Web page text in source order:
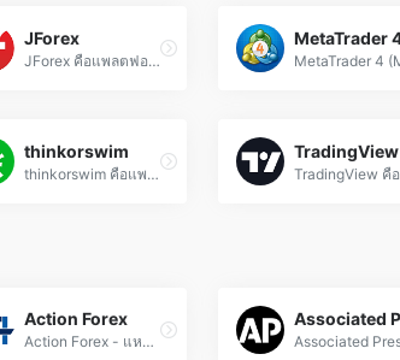
JForex
JForex คือแพลตฟอร์มเทรด Forex อันทรงพลัง พร้อมเครื่องมือวิเคราะห์และระบบอัตโนมัติครบวงจร สำหรับเทรดเดอร์ทุกระดับ ใช้งานง่ายและมีประสิทธิภาพสูง
thinkorswim
thinkorswim คือแพลตฟอร์มเทรด Forex และ CFD อัจฉริยะที่มีเครื่องมือวิเคราะห์กราฟขั้นสูง, ระบบออเดอร์ที่แม่นยำ และข้อมูลตลาดแบบเรียลไทม์
TradingView
Action Forex
Action Forex - แหล่งข่าวฟอเร็กซ์และวิเคราะห์ตลาดการเงินระดับโลก อัปเดตข้อมูลอัตราแลกเปลี่ยน, สัญญาณเทรด, และกลยุทธ์การลงทุนแบบเรียลไทม์